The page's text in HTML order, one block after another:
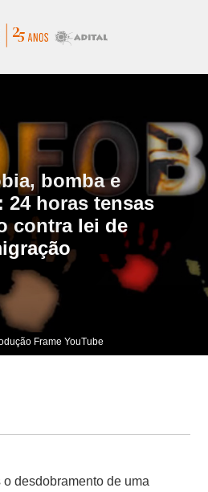
bomba e
24 horas tensas
contra lei de
Frame YouTube
desdobramento de uma